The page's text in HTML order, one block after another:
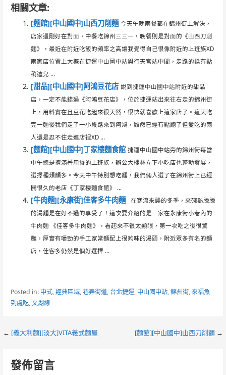
相關文章:
[麵館][中山國中]山西刀削麵 今天午晚兩餐都在錦州街上解決，
店家還剛好在對面，中餐吃錦州三三一，晚餐則是對面的《山西刀削
麵》，最近在附近吃飯的頻率之高讓我覺得自己很像附近的上班族XD
兩家店位置上大概在捷運中山國中站與行天宮站中間，走路的話有點
稍遠兒 ...
[甜品][中山國中]阿鴻豆花店 說到捷運中山國中站附近的甜品
店，一定不能錯過《阿鴻豆花店》，位於捷運站出來往右走的錦州街
上，用料實在且豆花吃起來很天然，很快就喜歡上這家店了。這天吃
完一麵後我們走了一小段路來到阿鴻，雖然已經有點飽了但愛吃的兩
人還是忍不住走進店裡XD ...
[麵館][中山國中]丁家樓麵食館 捷運中山國中站旁的錦州街每當
中午總是擠滿著用餐的上班族，辦公大樓林立下小吃店也蓬勃發展，
選擇種類頗多。今天中午特別想吃麵，我們倆人選了在錦州街上已經
開很久的老店《丁家樓麵食館》 ...
[牛肉麵][永康街]佳客多牛肉麵
在寒流來襲的冬季，來碗熱騰騰
的湯麵是在好不過的享受了！這次要介紹的是一家在永康街小巷內的
牛肉麵 《佳客多牛肉麵》，看起來不很太顯眼，第一次吃之後很驚
豔，厚實有嚼勁的手工家常麵配上很夠味的湯頭，附近眾多有名的麵
店，佳客多仍然是個好選擇 ...
Posted in: 中式,經典區域,巷弄街道, 台北捷運, 中山國中站,錦州街,來福魚
到處吃,文湖線
Post
navigation
← [義大利麵][淡大]VITA義式麵屋 [麵館][中山國中]山西刀削麵→
發佈留言